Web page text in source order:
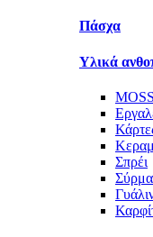
Πάσχα
Υλικά
MOSS
Σπρέι